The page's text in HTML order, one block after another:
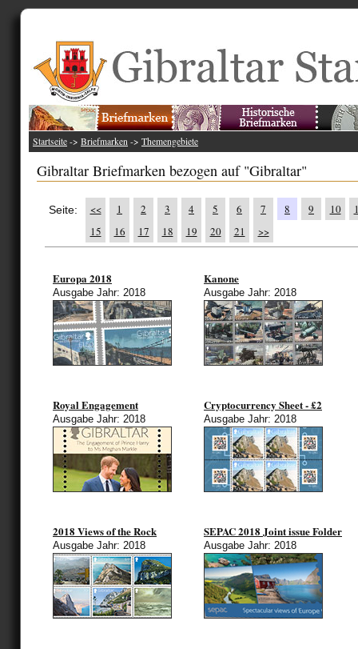
Startseite -> Briefmarken -> Themengebiete
Gibraltar Briefmarken bezogen auf "Gibraltar"
Seite: << 1 2 3 4 5 6 7 8 9 10
15
16 17 18 19 20 21 >>
Europa 2018
Ausgabe Jahr: 2018
Kanone
Ausgabe Jahr: 2018
Royal Engagement
Ausgabe Jahr: 2018
Cryptocurrency Sheet - £2
Ausgabe Jahr: 2018
2018 Views of the Rock
Ausgabe Jahr: 2018
SEPAC 2018 Joint issue Folder
Ausgabe Jahr: 2018